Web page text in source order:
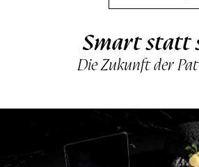
Smart statt
Die Zukunft der